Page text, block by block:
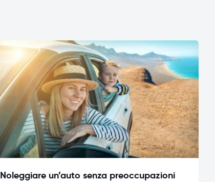
Noleggiare un’auto senza preoccupazioni